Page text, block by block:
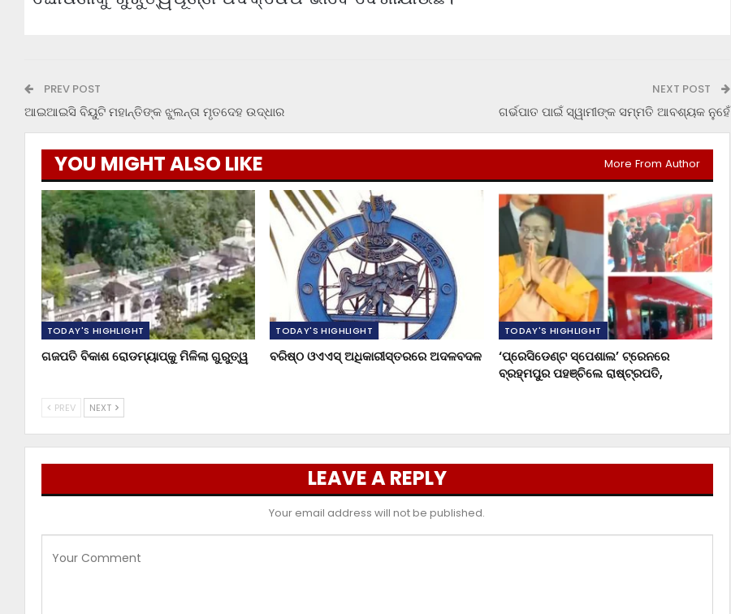
PREV POST
ଆଇଆଇସି ବିୟୁଟି ମହାନ୍ତିଙ୍କ ଝୁଲନ୍ତା ମୃତଦେହ ଉଦ୍ଧାର
NEXT POST
ଗର୍ଭପାତ ପାଇଁ ସ୍ୱାମୀଙ୍କ ସମ୍ମତି ଆବଶ୍ୟକ ନୁହେଁ
YOU MIGHT ALSO LIKE More From Author
TODAY'S HIGHLIGHT
ଗଜପତି ବିକାଶ ରୋଡମ୍ୟାପ୍‌କୁ ମିଳିଲା ଗୁରୁତ୍ୱ
TODAY'S HIGHLIGHT
ବରିଷ୍ଠ ଓଏଏସ୍‌ ଅଧିକାରୀସ୍ତରରେ ଅଦଳବଦଳ
TODAY'S HIGHLIGHT
‘ପ୍ରେସିଡେଣ୍ଟ ସ୍ପେଶାଲ’ ଟ୍ରେନରେ
ବ୍ରହ୍ମପୁର ପହଞ୍ଚିଲେ ରାଷ୍ଟ୍ରପତି,
PREV NEXT
LEAVE A REPLY
Your email address will not be published.